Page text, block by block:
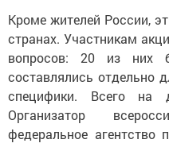
Кроме жителей России,
странах. Участникам
вопросов: 20 из них
составлялись отдельно
специфики. Всего на
Организатор
федеральное агентство